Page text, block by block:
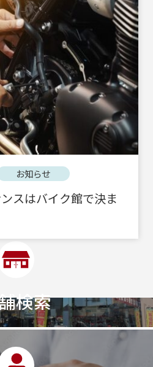
お知らせ
スはバイク館で決ま
検索